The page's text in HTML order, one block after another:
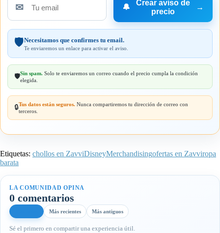
Tu
email
✉ 🔔
Crear aviso de
precio
→
🛡️Necesitamos que confirmes tu email.
Te enviaremos un enlace para activar el aviso.
🛡️Sin spam. Solo te enviaremos un correo cuando el precio cumpla la condición
elegida.
🔒Tus datos están seguros. Nunca compartiremos tu dirección de correo con
terceros.
Etiquetas: chollos en ZavviDisneyMerchandisingofertas en Zavviropa
barata
LA COMUNIDAD OPINA
0 comentarios
Más recientes Más antiguos
Sé el primero en compartir una experiencia útil.